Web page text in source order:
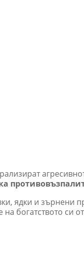
ядки и зърнени
на богатството си